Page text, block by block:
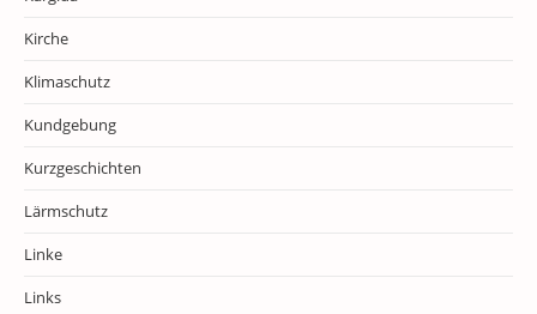
Kirche
Klimaschutz
Kundgebung
Kurzgeschichten
Lärmschutz
Linke
Links